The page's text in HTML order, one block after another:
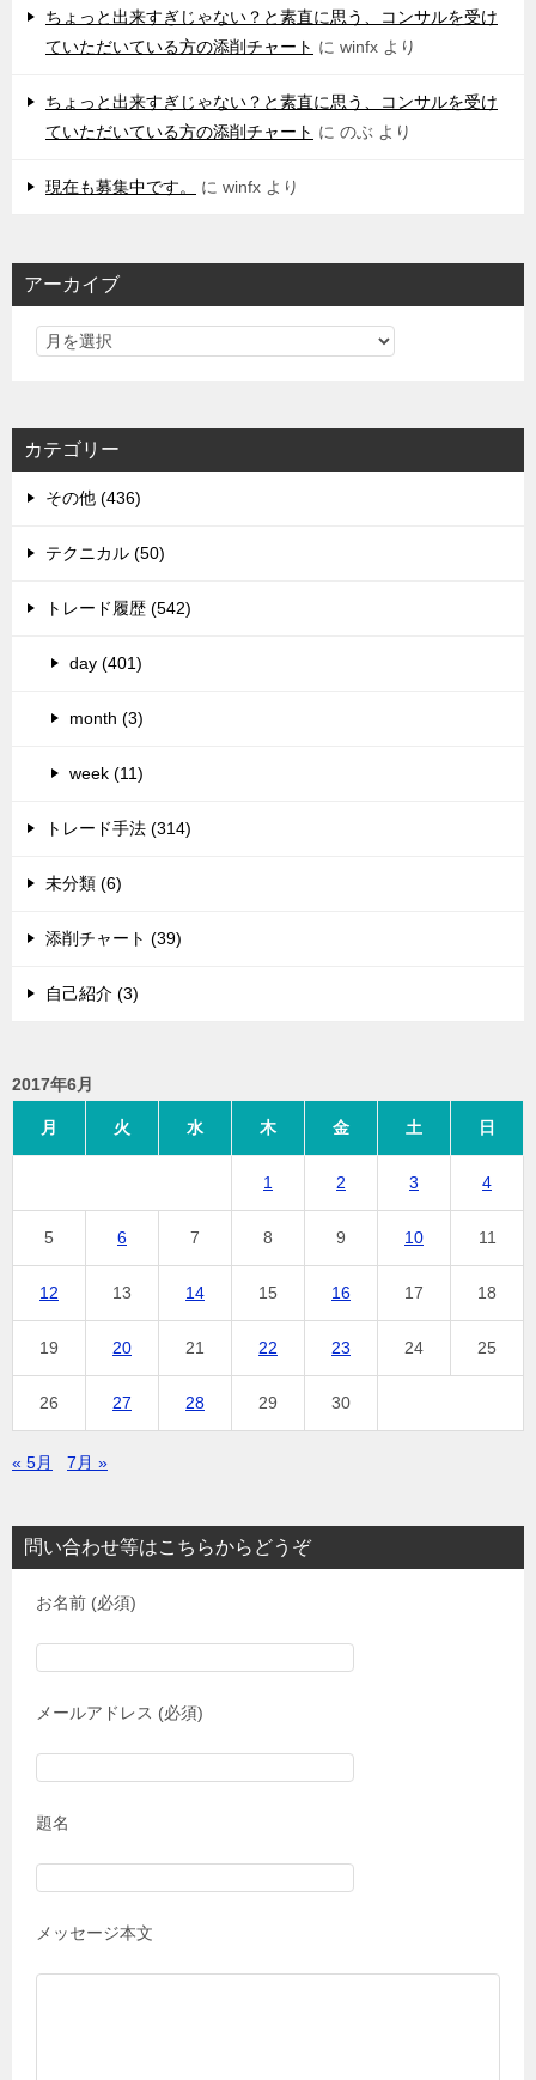
ちょっと出来すぎじゃない？と素直に思う、コンサルを受け
ていただいている方の添削チャート に winfx より
ちょっと出来すぎじゃない？と素直に思う、コンサルを受け
ていただいている方の添削チャート に のぶ より
現在も募集中です。 に winfx より
アーカイブ
カテゴリー
その他 (436)
テクニカル (50)
トレード履歴 (542)
day (401)
month (3)
week (11)
トレード手法 (314)
未分類 (6)
添削チャート (39)
自己紹介 (3)
2017年6月
月 火 水 木 金 土 日
1 2 3 4
5 6 7 8 9 10 11
12 13 14 15 16 17 18
19 20 21 22 23 24 25
26 27 28 29 30
« 5月 7月 »
問い合わせ等はこちらからどうぞ
お名前 (必須)
メールアドレス (必須)
題名
メッセージ本文